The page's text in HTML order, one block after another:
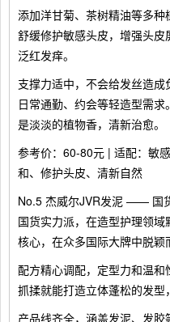
添加洋甘菊、茶树精油等多
舒缓修护敏感头皮，增强头
泛红发痒。
支撑力适中，不会给发丝造
日常通勤、约会等轻造型需
是淡淡的植物香，清新治愈。
参考价：60-80元 | 适配：敏
和、修护头皮、清新自然
No.5 杰威尔JVR发泥 —— 国
国货实力派，在造型护理领域
核心，在众多国际大牌中脱颖
配方精心调配，定型力和温
抓揉就能打造立体蓬松的发型
产品线齐全，涵盖发泥、发